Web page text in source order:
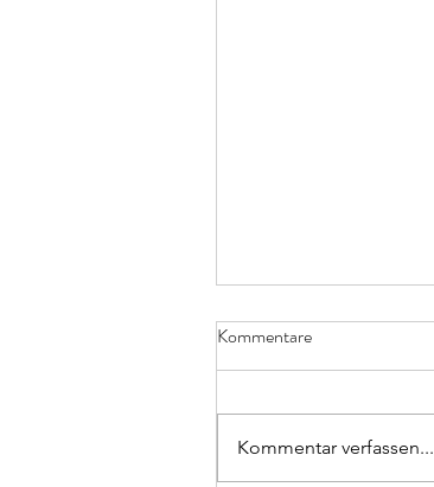
Kommentare
Kommentar verfassen...